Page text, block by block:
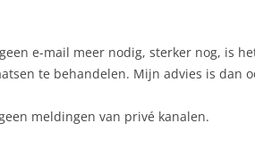
e-mail meer nodig, sterker nog, is
te behandelen. Mijn advies is dan
meldingen van privé kanalen.